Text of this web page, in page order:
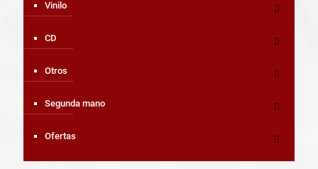
Vinilo
CD
Otros
Segunda mano
Ofertas